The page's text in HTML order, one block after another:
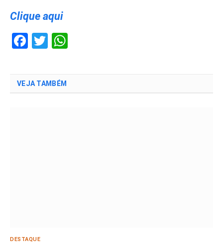
Clique aqui
Facebook
Twitter
VEJA TAMBÉM
DESTAQUE